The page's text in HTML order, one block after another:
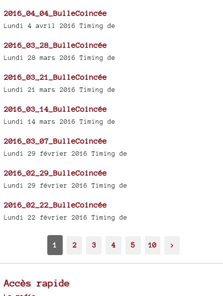
2016_04_04_BulleCoincée
Lundi 4 avril 2016 Timing de
2016_03_28_BulleCoincée
Lundi 28 mars 2016 Timing de
2016_03_21_BulleCoincée
Lundi 21 mars 2016 Timing de
2016_03_14_BulleCoincée
Lundi 14 mars 2016 Timing de
2016_03_07_BulleCoincée
Lundi 29 février 2016 Timing de
2016_02_29_BulleCoincée
Lundi 29 février 2016 Timing de
2016_02_22_BulleCoincée
Lundi 22 février 2016 Timing de
1 2 3 4 5 10 >
Accès rapide